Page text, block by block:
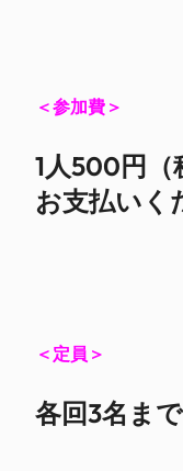
＜参加費＞
1人500円
お支払いく
＜定員＞
各回3名まで